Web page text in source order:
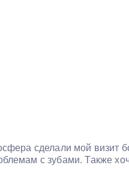
сделали мой визит
с зубами. Также